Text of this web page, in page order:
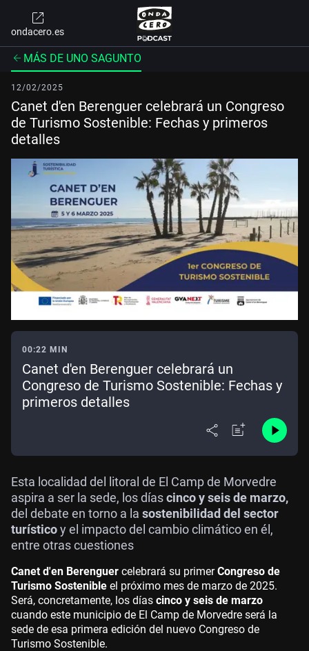
ondacero.es
MÁS DE UNO SAGUNTO
12/02/2025
Canet d'en Berenguer celebrará un Congreso
de Turismo Sostenible: Fechas y primeros
detalles
00:22 MIN
Canet d'en Berenguer celebrará un
Congreso de Turismo Sostenible: Fechas y
primeros detalles
Esta localidad del litoral de El Camp de Morvedre
aspira a ser la sede, los díascinco y seis de marzo,
del debate en torno a la sostenibilidad del sector
turísticoy el impacto del cambio climático en él,
entre otras cuestiones
Canet d'en Berenguer celebrará su primerCongreso de
Turismo Sostenible el próximo mes de marzo de 2025.
Será, concretamente, los días cinco y seis de marzo
cuando este municipio de El Camp de Morvedre será la
sede de esa primera edición del nuevo Congreso de
Turismo Sostenible.